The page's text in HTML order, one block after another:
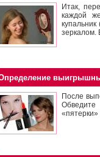
Итак,
каждой
зеркалом.
После
Обведите
«пятерки»